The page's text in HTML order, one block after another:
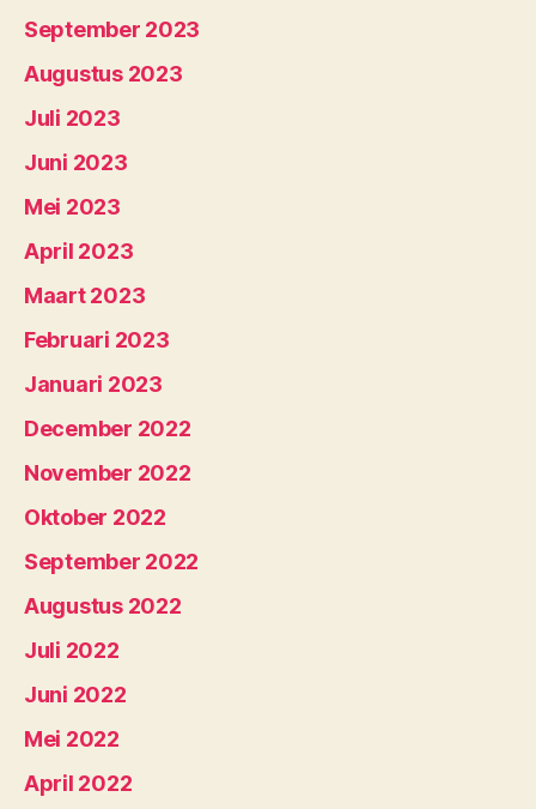
September 2023
Augustus 2023
Juli 2023
Juni 2023
Mei 2023
April 2023
Maart 2023
Februari 2023
Januari 2023
December 2022
November 2022
Oktober 2022
September 2022
Augustus 2022
Juli 2022
Juni 2022
Mei 2022
April 2022